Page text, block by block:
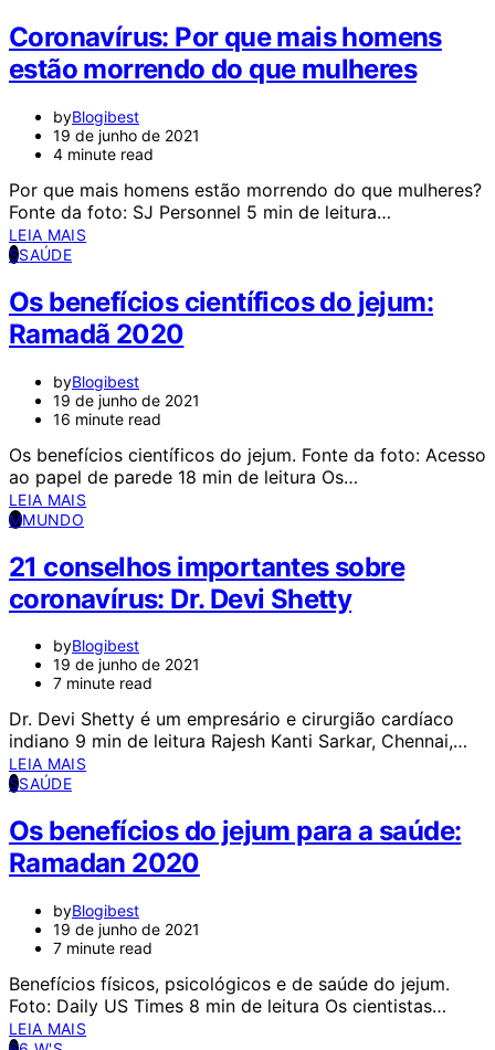
Coronavírus: Por que mais homens
estão morrendo do que mulheres
byBlogibest
19 de junho de 2021
4 minute read
Por que mais homens estão morrendo do que mulheres?
Fonte da foto: SJ Personnel 5 min de leitura…
LEIA MAIS
SSAÚDE
Os benefícios científicos do jejum:
Ramadã 2020
byBlogibest
19 de junho de 2021
16 minute read
Os benefícios científicos do jejum. Fonte da foto: Acesso
ao papel de parede 18 min de leitura Os…
LEIA MAIS
MMUNDO
21 conselhos importantes sobre
coronavírus: Dr. Devi Shetty
byBlogibest
19 de junho de 2021
7 minute read
Dr. Devi Shetty é um empresário e cirurgião cardíaco
indiano 9 min de leitura Rajesh Kanti Sarkar, Chennai,…
LEIA MAIS
SSAÚDE
Os benefícios do jejum para a saúde:
Ramadan 2020
byBlogibest
19 de junho de 2021
7 minute read
Benefícios físicos, psicológicos e de saúde do jejum.
Foto: Daily US Times 8 min de leitura Os cientistas…
LEIA MAIS